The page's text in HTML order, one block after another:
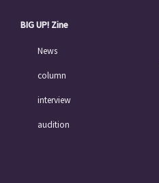
BIG UP! Zine
News
column
interview
audition